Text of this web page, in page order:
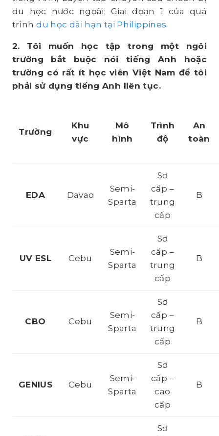
du học nước ngoài; Giai đoạn 1 của quá
trìnhdu học dài hạn tại Philippines.
2. Tôi muốn học tập trong một ngôi
trường bắt buộc nói tiếng Anh hoặc
trường có rất ít học viên Việt Nam để tôi
phải sử dụng tiếng Anh liên tục.
Trường
Khu
vực
Mô
hình
Trình
độ
An
toàn
EDA Davao
Semi-
Sparta
Sơ
cấp –
trung
cấp
B
UV ESL Cebu
Semi-
Sparta
Sơ
cấp –
trung
cấp
B
CBO Cebu
Semi-
Sparta
Sơ
cấp –
trung
cấp
B
GENIUS Cebu
Semi-
Sparta
Sơ
cấp –
cao
cấp
B
Sơ